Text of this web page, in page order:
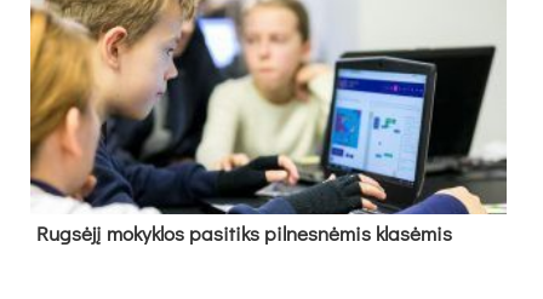
Rug­sė­jį mo­kyk­los pa­si­tiks pil­nes­nė­mis kla­sė­mis